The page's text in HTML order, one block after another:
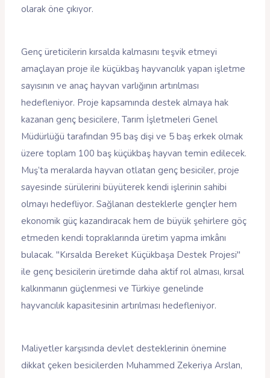
olarak öne çıkıyor.
Genç üreticilerin kırsalda kalmasını teşvik etmeyi
amaçlayan proje ile küçükbaş hayvancılık yapan işletme
sayısının ve anaç hayvan varlığının artırılması
hedefleniyor. Proje kapsamında destek almaya hak
kazanan genç besicilere, Tarım İşletmeleri Genel
Müdürlüğü tarafından 95 baş dişi ve 5 baş erkek olmak
üzere toplam 100 baş küçükbaş hayvan temin edilecek.
Muş’ta meralarda hayvan otlatan genç besiciler, proje
sayesinde sürülerini büyüterek kendi işlerinin sahibi
olmayı hedefliyor. Sağlanan desteklerle gençler hem
ekonomik güç kazandıracak hem de büyük şehirlere göç
etmeden kendi topraklarında üretim yapma imkânı
bulacak. "Kırsalda Bereket Küçükbaşa Destek Projesi"
ile genç besicilerin üretimde daha aktif rol alması, kırsal
kalkınmanın güçlenmesi ve Türkiye genelinde
hayvancılık kapasitesinin artırılması hedefleniyor.
Maliyetler karşısında devlet desteklerinin önemine
dikkat çeken besicilerden Muhammed Zekeriya Arslan,